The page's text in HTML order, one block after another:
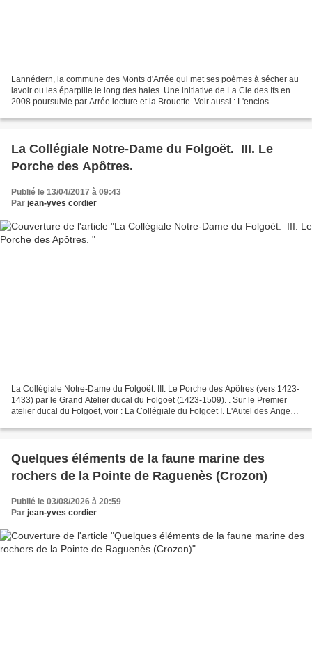
Lannédern, la commune des Monts d'Arrée qui met ses poèmes à sécher au
lavoir ou les éparpille le long des haies. Une initiative de La Cie des Ifs en
2008 poursuivie par Arrée lecture et la Brouette. Voir aussi : L'enclos
La Collégiale Notre-Dame du Folgoët. III. Le
Porche des Apôtres.
Publié le 13/04/2017 à 09:43
Par jean-yves cordier
La Collégiale Notre-Dame du Folgoët. III. Le Porche des Apôtres (vers 1423-
1433) par le Grand Atelier ducal du Folgoët (1423-1509). . Sur le Premier
atelier ducal du Folgoët, voir : La Collégiale du Folgoët I. L'Autel des Anges
Quelques éléments de la faune marine des
rochers de la Pointe de Raguenès (Crozon)
Publié le 03/08/2026 à 20:59
Par jean-yves cordier